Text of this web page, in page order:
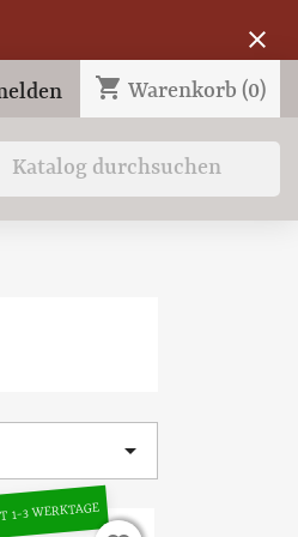
close
shopping_cart Warenkorb (0)

1-3 WERKTAGE